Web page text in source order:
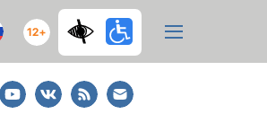
12+
YoutubeВКонтакте
RSS
E-
mail
подписка